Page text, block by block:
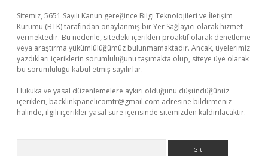
Sitemiz, 5651 Sayılı Kanun gereğince Bilgi Teknolojileri ve İletişim
Kurumu (BTK) tarafından onaylanmış bir Yer Sağlayıcı olarak hizmet
vermektedir. Bu nedenle, sitedeki içerikleri proaktif olarak denetleme
veya araştırma yükümlülüğümüz bulunmamaktadır. Ancak, üyelerimiz
yazdıkları içeriklerin sorumluluğunu taşımakta olup, siteye üye olarak
bu sorumluluğu kabul etmiş sayılırlar.
Hukuka ve yasal düzenlemelere aykırı olduğunu düşündüğünüz
içerikleri, backlinkpanelicomtr@gmail.com adresine bildirmeniz
halinde, ilgili içerikler yasal süre içerisinde sitemizden kaldırılacaktır.